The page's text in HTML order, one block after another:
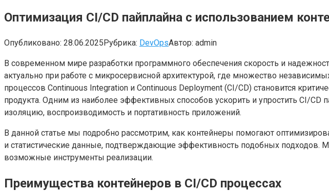
Оптимизация CI/CD пайплайна с использованием
Опубликовано: 28.06.2025Рубрика: DevOpsАвтор: admin
В современном мире разработки программного обеспечения скорость и
актуально при работе с микросервисной архитектурой, где множество
процессов Continuous Integration и Continuous Deployment (CI/CD) становится
продукта. Одним из наиболее эффективных способов ускорить и упростить CI/CD
изоляцию, воспроизводимость и портативность приложений.
В данной статье мы подробно рассмотрим, как контейнеры помогают
и статистические данные, подтверждающие эффективность подобных подходов.
возможные инструменты реализации.
Преимущества контейнеров в CI/CD процессах